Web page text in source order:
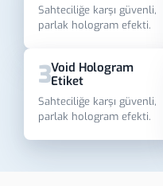
Sahteciliğe karşı güvenli,
parlak hologram efekti.
3Void Hologram
Etiket
Sahteciliğe karşı güvenli,
parlak hologram efekti.